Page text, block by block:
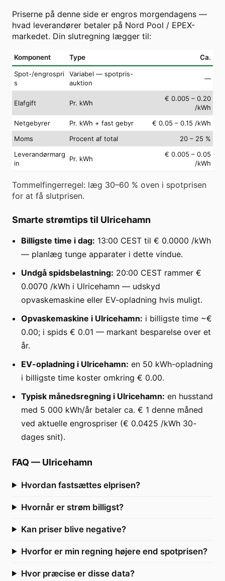
Priserne på denne side er engros morgendagens —
hvad leverandører betaler på Nord Pool / EPEX-
markedet. Din slutregning lægger til:
Komponent Type Ca.
Spot-/engrospri
s
Variabel — spotpris-
auktion
—
Elafgift Pr. kWh
€ 0.005 – 0.20
/kWh
Netgebyrer
Pr. kWh + fast gebyr
€ 0.05 – 0.15 /kWh
Moms
Procent af total
20 – 25 %
Leverandørmarg
in
Pr. kWh
€ 0.005 – 0.05
/kWh
Tommelfingerregel: læg 30–60 % oven i spotprisen
for at få slutprisen.
Smarte strømtips til Ulricehamn
Billigste time i dag: 13:00 CEST til € 0.0000 /kWh
— planlæg tunge apparater i dette vindue.
Undgå spidsbelastning: 20:00 CEST rammer €
0.0070 /kWh i Ulricehamn — udskyd
opvaskemaskine eller EV-opladning hvis muligt.
Opvaskemaskine i Ulricehamn: i billigste time ~€
0.00; i spids € 0.01 — markant besparelse over et
år.
EV-opladning i Ulricehamn: en 50 kWh-opladning
i billigste time koster omkring € 0.00.
Typisk månedsregning i Ulricehamn: en husstand
med 5 000 kWh/år betaler ca. € 1 denne måned
ved aktuelle engrospriser (€ 0.0425 /kWh 30-
dages snit).
FAQ — Ulricehamn
Hvordan fastsættes elprisen?
Hvornår er strøm billigst?
Kan priser blive negative?
Hvorfor er min regning højere end spotprisen?
Hvor præcise er disse data?